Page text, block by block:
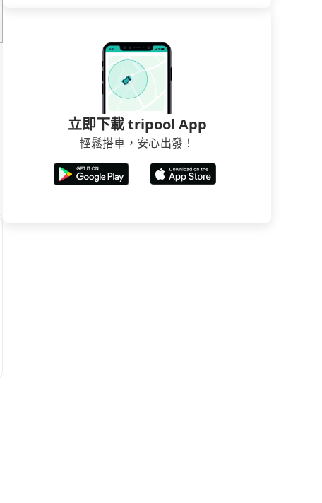
立即下載 tripool App
輕鬆搭車，安心出發！